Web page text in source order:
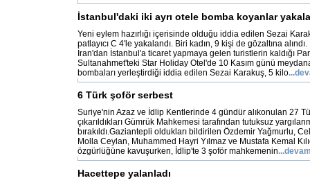
İstanbul'daki iki ayrı otele bomba koyanlar
Yeni eylem hazırlığı içerisinde olduğu iddia edilen Sezai
patlayıcı C 4'le yakalandı. Biri kadın, 9 kişi de gözaltına
İran'dan İstanbul'a ticaret yapmaya gelen turistlerin kaldığı
Sultanahmet'teki Star Holiday Otel'de 10 Kasım günü
bombaları yerleştirdiği iddia edilen Sezai Karakuş, 5 kilo
6 Türk şoför serbest
Suriye'nin Azaz ve İdlip Kentlerinde 4 gündür alıkonulan 27
çıkarıldıkları Gümrük Mahkemesi tarafından tutuksuz
bırakıldı.Gaziantepli oldukları bildirilen Özdemir Yağmurlu,
Molla Ceylan, Muhammed Hayri Yılmaz ve Mustafa Kemal
özgürlüğüne kavuşurken, İdlip'te 3 şoför mahkemenin
Hacettepe yalanladı